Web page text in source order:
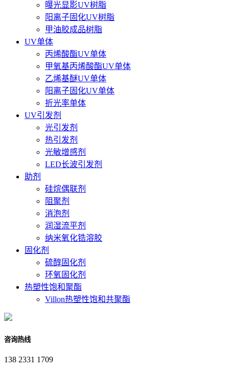
曝光显影UV树脂
阳离子固化UV树脂
甲油胶成品树脂
UV单体
丙烯酸酯UV单体
甲氧基丙烯酸酯UV单体
乙烯基醚UV单体
阳离子固化UV单体
折光率单体
UV引发剂
光引发剂
热引发剂
光敏增感剂
LED长波引发剂
助剂
硅烷偶联剂
阻聚剂
消泡剂
润湿流平剂
纳米氧化锆溶胶
固化剂
硫醇固化剂
环氧固化剂
热塑性饱和聚酯
Villon热塑性饱和共聚酯
咨询热线
138 2331 1709